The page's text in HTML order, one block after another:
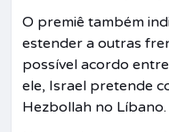
O premiê também
estender a outras
possível acordo
ele, Israel pretende
Hezbollah no Líbano.